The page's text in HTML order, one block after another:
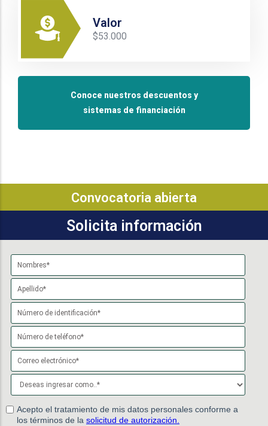
Valor
$53.000
Conoce nuestros descuentos y
sistemas de financiación
Convocatoria abierta
Solicita información